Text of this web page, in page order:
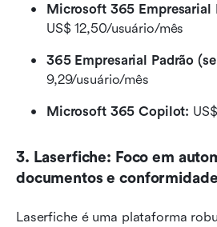
Microsoft 365 Empresarial
US$ 12,50/usuário/mês
365 Empresarial Padrão
9,29/usuário/mês
Microsoft 365 Copilot:
3. Laserfiche: Foco em
documentos e conformidade
Laserfiche é uma plataforma